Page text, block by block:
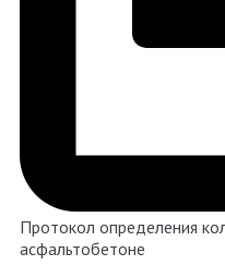
Протокол определения
асфальтобетоне